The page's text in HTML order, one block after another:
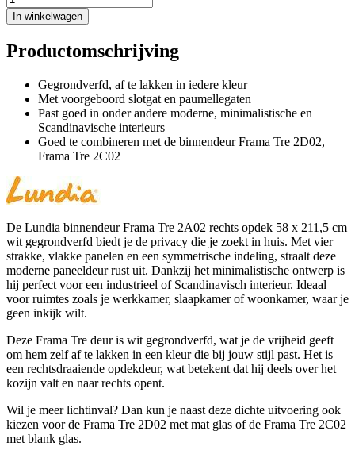
In winkelwagen
Productomschrijving
Gegrondverfd, af te lakken in iedere kleur
Met voorgeboord slotgat en paumellegaten
Past goed in onder andere moderne, minimalistische en
Scandinavische interieurs
Goed te combineren met de binnendeur Frama Tre 2D02,
Frama Tre 2C02
De Lundia binnendeur Frama Tre 2A02 rechts opdek 58 x 211,5 cm
wit gegrondverfd biedt je de privacy die je zoekt in huis. Met vier
strakke, vlakke panelen en een symmetrische indeling, straalt deze
moderne paneeldeur rust uit. Dankzij het minimalistische ontwerp is
hij perfect voor een industrieel of Scandinavisch interieur. Ideaal
voor ruimtes zoals je werkkamer, slaapkamer of woonkamer, waar je
geen inkijk wilt.
Deze Frama Tre deur is wit gegrondverfd, wat je de vrijheid geeft
om hem zelf af te lakken in een kleur die bij jouw stijl past. Het is
een rechtsdraaiende opdekdeur, wat betekent dat hij deels over het
kozijn valt en naar rechts opent.
Wil je meer lichtinval? Dan kun je naast deze dichte uitvoering ook
kiezen voor de Frama Tre 2D02 met mat glas of de Frama Tre 2C02
met blank glas.